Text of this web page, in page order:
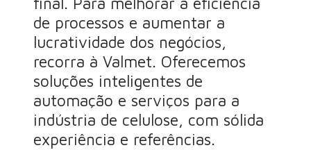
de processos e aumentar a
lucratividade dos negócios,
recorra à Valmet. Oferecemos
soluções inteligentes de
automação e serviços para a
indústria de celulose, com sólida
experiência e referências.